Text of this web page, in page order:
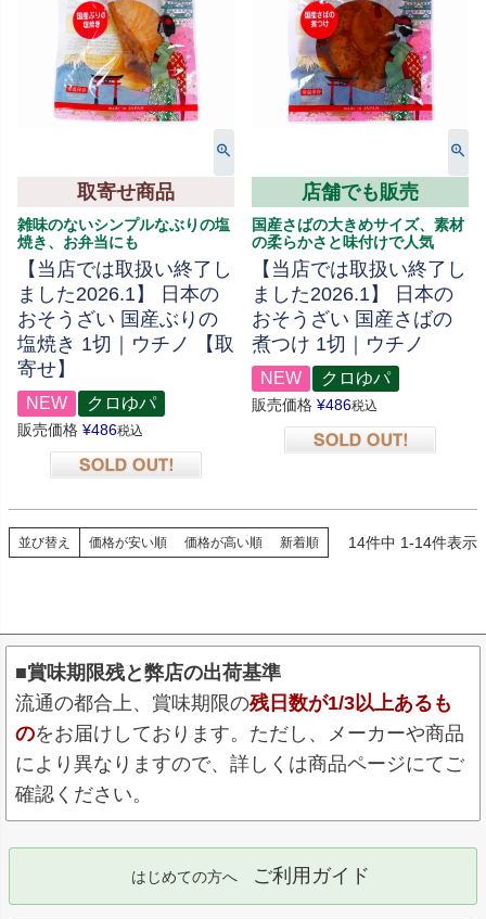
取寄せ商品
雑味のないシンプルなぶりの塩
焼き、お弁当にも
【当店では取扱い終了し
ました2026.1】 日本の
おそうざい 国産ぶりの
塩焼き 1切｜ウチノ 【取
寄せ】
NEW クロゆパ
販売価格 ¥486税込
店舗でも販売
国産さばの大きめサイズ、素材
の柔らかさと味付けで人気
【当店では取扱い終了し
ました2026.1】 日本の
おそうざい 国産さばの
煮つけ 1切｜ウチノ
NEW クロゆパ
販売価格 ¥486税込
並び替え 価格が安い順 価格が高い順 新着順 14件中 1-14件表示
■賞味期限残と弊店の出荷基準
流通の都合上、賞味期限の残日数が1/3以上あるも
のをお届けしております。ただし、メーカーや商品
により異なりますので、詳しくは商品ページにてご
確認ください。
はじめての方へ ご利用ガイド